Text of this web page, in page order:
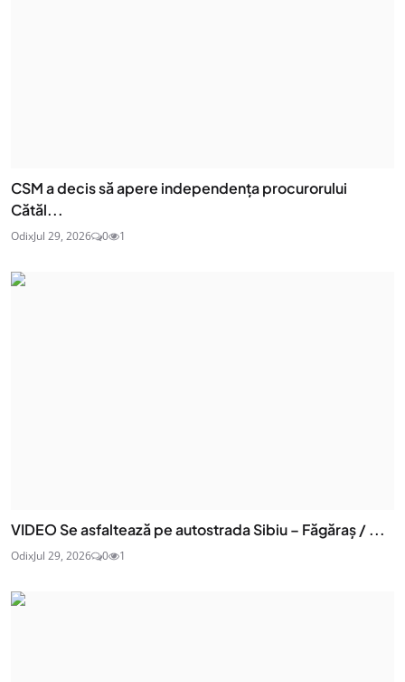
CSM a decis să apere independența procurorului
Cătăl...
OdixJul 29, 2026 0 1
VIDEO Se asfaltează pe autostrada Sibiu – Făgăraș / ...
OdixJul 29, 2026 0 1